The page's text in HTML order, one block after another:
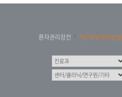
환자권리장전 개인정보처리방침